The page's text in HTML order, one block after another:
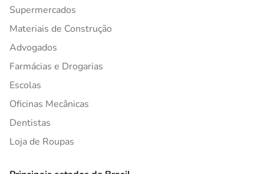
Supermercados
Materiais de Construção
Advogados
Farmácias e Drogarias
Escolas
Oficinas Mecânicas
Dentistas
Loja de Roupas